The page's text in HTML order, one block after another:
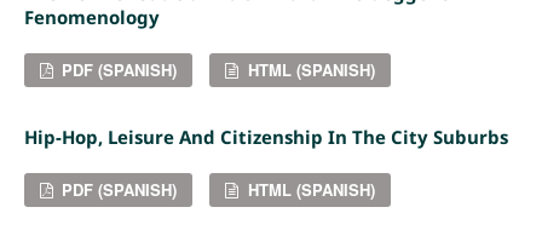
Fenomenology
PDF (SPANISH) HTML (SPANISH)
Hip-Hop, Leisure And Citizenship In The City Suburbs
PDF (SPANISH) HTML (SPANISH)